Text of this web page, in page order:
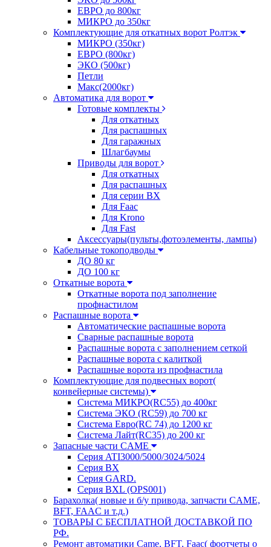
ЕВРО до 800кг
МИКРО до 350кг
Комплектующие для откатных ворот Ролтэк
МИКРО (350кг)
ЕВРО (800кг)
ЭКО (500кг)
Петли
Макс(2000кг)
Автоматика для ворот
Готовые комплекты
Для откатных
Для распашных
Для гаражных
Шлагбаумы
Приводы для ворот
Для откатных
Для распашных
Для серии BX
Для Faac
Для Krono
Для Fast
Аксессуары(пульты,фотоэлементы, лампы)
Кабельные токоподводы
ДО 80 кг
ДО 100 кг
Откатные ворота
Откатные ворота под заполнение
профнастилом
Распашные ворота
Автоматические распашные ворота
Сварные распашные ворота
Распашные ворота с заполнением сеткой
Распашные ворота с калиткой
Распашные ворота из профнастила
Комплектующие для подвесных ворот(
конвейерные системы)
Система МИКРО(RC55) до 400кг
Система ЭКО (RC59) до 700 кг
Система Евро(RC 74) до 1200 кг
Система Лайт(RC35) до 200 кг
Запасные части CAME
Серия ATI3000/5000/3024/5024
Серия BX
Серия GARD.
Серия BXL (OPS001)
Барахолка( новые и б/у привода, запчасти CAME,
BFT, FAAC и т.д.)
ТОВАРЫ С БЕСПЛАТНОЙ ДОСТАВКОЙ ПО
РФ.
Ремонт автоматики Came, BFT, Faac( фоотчеты о